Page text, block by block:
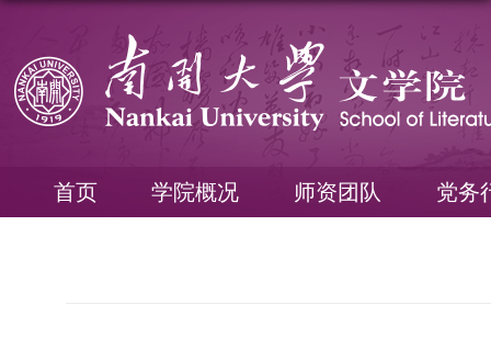
首页 学院概况 师资团队 党务